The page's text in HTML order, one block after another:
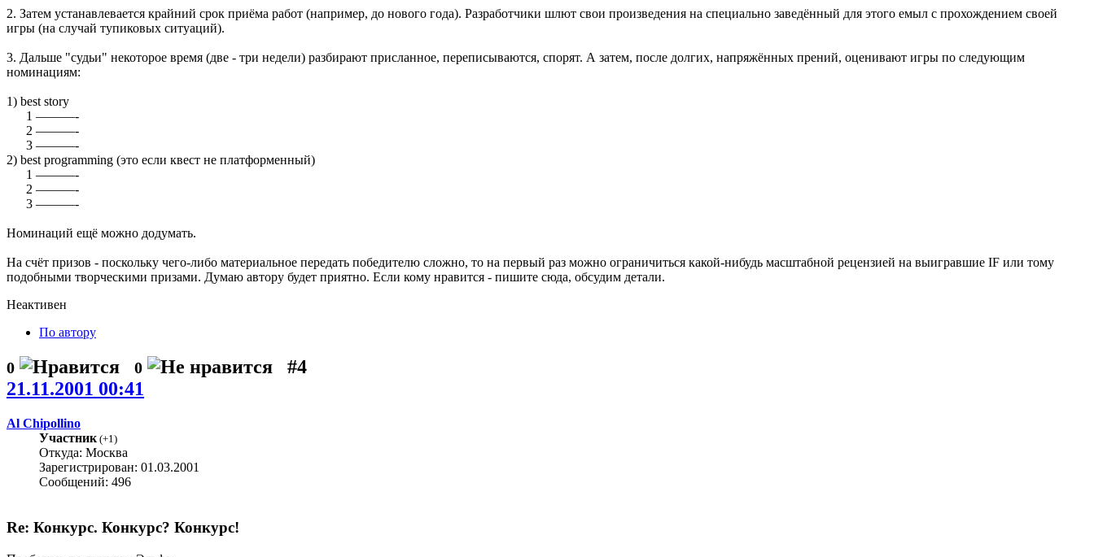
2. Затем устанавлевается крайний срок приёма работ (например, до нового года). Разработчики шлют свои произведения на специально заведённый для этого емыл с прохождением своей
игры (на случай тупиковых ситуаций).
3. Дальше "судьи" некоторое время (две - три недели) разбирают присланное, переписываются, спорят. А затем, после долгих, напряжённых прений, оценивают игры по следующим
номинациям:
1) best story
1 ———-
2 ———-
3 ———-
2) best programming (это если квест не платформенный)
1 ———-
2 ———-
3 ———-
Номинаций ещё можно додумать.
На счёт призов - поскольку чего-либо материальное передать победителю сложно, то на первый раз можно ограничиться какой-нибудь масштабной рецензией на выигравшие IF или тому
подобными творческими призами. Думаю автору будет приятно. Если кому нравится - пишите сюда, обсудим детали.
Неактивен
По автору
0 0
#4
21.11.2001 00:41
Al Chipollino
Участник (+1 )
Откуда: Москва
Зарегистрирован: 01.03.2001
Сообщений: 496
Re: Конкурс. Конкурс? Конкурс!